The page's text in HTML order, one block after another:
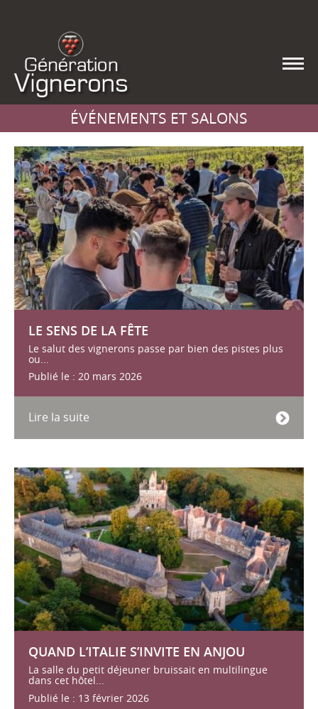
ÉVÉNEMENTS ET SALONS
LE SENS DE LA FÊTE
Le salut des vignerons passe par bien des pistes plus
ou...
Publié le : 20 mars 2026
Lire la suite
QUAND L’ITALIE S’INVITE EN ANJOU
La salle du petit déjeuner bruissait en multilingue
dans cet hôtel...
Publié le : 13 février 2026